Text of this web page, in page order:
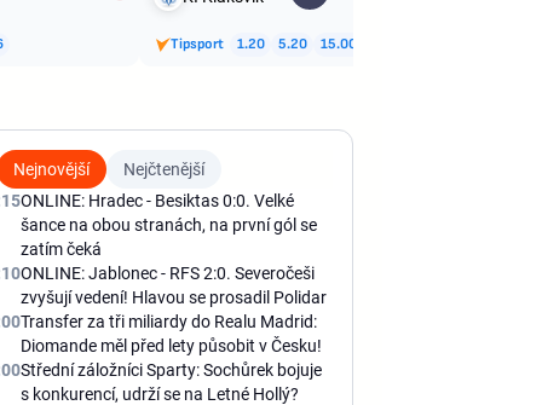
Tipsport 1.20 5.20 15.00
Nejnovější
Nejčtenější
ONLINE: Hradec - Besiktas 0:0. Velké
šance na obou stranách, na první gól se
zatím čeká
ONLINE: Jablonec - RFS 2:0. Severočeši
zvyšují vedení! Hlavou se prosadil Polidar
Transfer za tři miliardy do Realu Madrid:
Diomande měl před lety působit v Česku!
Střední záložníci Sparty: Sochůrek bojuje
s konkurencí, udrží se na Letné Hollý?